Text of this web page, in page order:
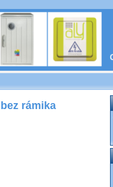
rámika